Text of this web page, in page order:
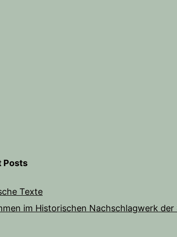
Posts
Texte
im Historischen Nachschlagwerk